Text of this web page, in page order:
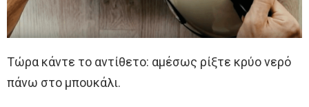
Τώρα κάντε το αντίθετο: αμέσως ρίξτε κρύο νερό
πάνω στο μπουκάλι.